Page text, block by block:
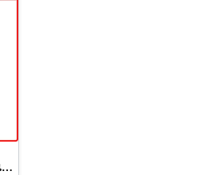
ชุดตรวจจับอินฟาเรด ATH แพ็คคู่